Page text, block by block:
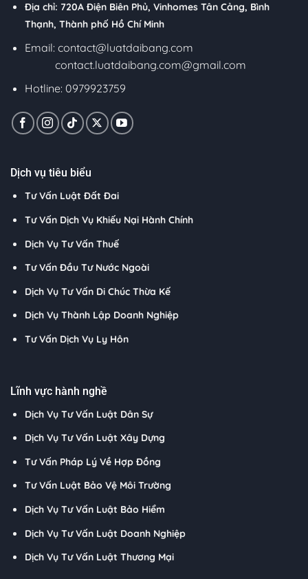
Địa chỉ: 720A Điện Biên Phủ, Vinhomes Tân Cảng, Bình
Thạnh, Thành phố Hồ Chí Minh
Email: contact@luatdaibang.com
contact.luatdaibang.com@gmail.com
Hotline: 0979923759
Dịch vụ tiêu biểu
Tư Vấn Luật Đất Đai
Tư Vấn Dịch Vụ Khiếu Nại Hành Chính
Dịch Vụ Tư Vấn Thuế
Tư Vấn Đầu Tư Nước Ngoài
Dịch Vụ Tư Vấn Di Chúc Thừa Kế
Dịch Vụ Thành Lập Doanh Nghiệp
Tư Vấn Dịch Vụ Ly Hôn
Lĩnh vực hành nghề
Dịch Vụ Tư Vấn Luật Dân Sự
Dịch Vụ Tư Vấn Luật Xây Dựng
Tư Vấn Pháp Lý Về Hợp Đồng
Tư Vấn Luật Bảo Vệ Môi Trường
Dịch Vụ Tư Vấn Luật Bảo Hiểm
Dịch Vụ Tư Vấn Luật Doanh Nghiệp
Dịch Vụ Tư Vấn Luật Thương Mại